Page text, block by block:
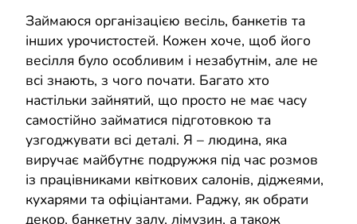
Займаюся організацією весіль, банкетів та
інших урочистостей. Кожен хоче, щоб його
весілля було особливим і незабутнім, але не
всі знають, з чого почати. Багато хто
настільки зайнятий, що просто не має часу
самостійно займатися підготовкою та
узгоджувати всі деталі. Я – людина, яка
виручає майбутнє подружжя під час розмов
із працівниками квіткових салонів, діджеями,
кухарями та офіціантами. Раджу, як обрати
декор, банкетну залу, лімузин, а також